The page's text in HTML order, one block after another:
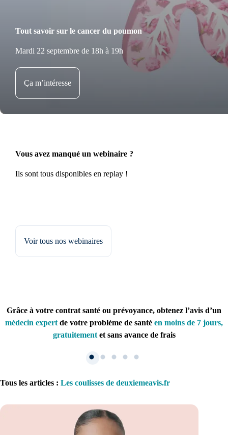
Tout savoir sur le cancer du poumon
Mardi 22 septembre de 18h à 19h
Ça m’intéresse
Vous avez manqué un webinaire ?
Ils sont tous disponibles en replay !
Voir tous nos webinaires
Grâce à votre contrat santé ou prévoyance, obtenez l’avis d’un
médecin expert de votre problème de santé en moins de 7 jours,
gratuitementet sans avance de frais
Tous les articles : Les coulisses de deuxiemeavis.fr